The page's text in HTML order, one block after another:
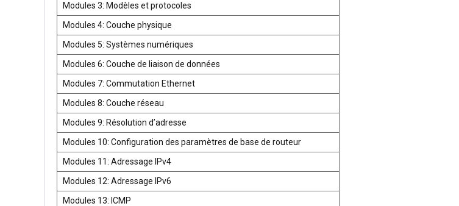
Modules 3: Modèles et protocoles
Modules 4: Couche physique
Modules 5: Systèmes numériques
Modules 6: Couche de liaison de données
Modules 7: Commutation Ethernet
Modules 8: Couche réseau
Modules 9: Résolution d’adresse
Modules 10: Configuration des paramètres de base de routeur
Modules 11: Adressage IPv4
Modules 12: Adressage IPv6
Modules 13: ICMP